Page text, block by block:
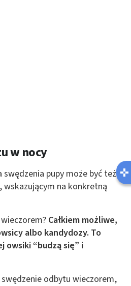
w nocy
pupy może być też
na konkretną
Całkiem możliwe,
albo kandydozy. To
owsiki “budzą się” i
swędzenie odbytu wieczorem,